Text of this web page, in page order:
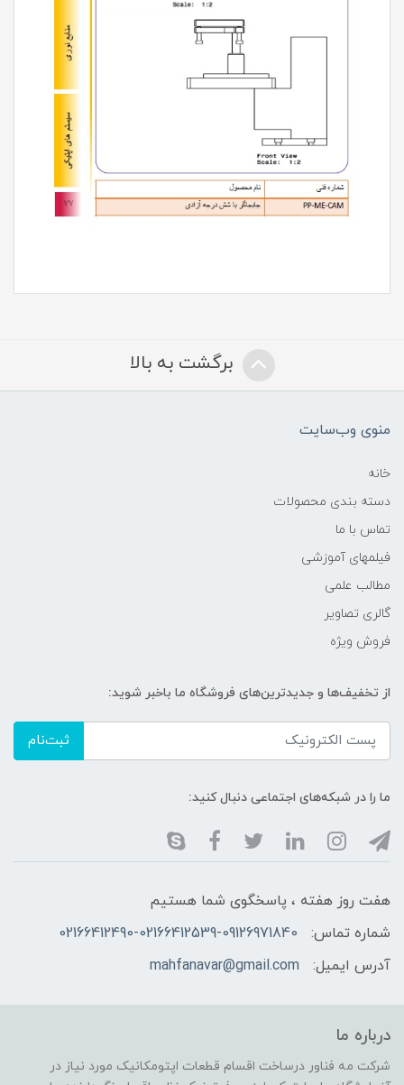
برگشت به بالا
منوی وب‌سایت
خانه
دسته بندی محصولات
تماس با ما
فیلمهای آموزشی
مطالب علمی
گالری تصاویر
فروش ویژه
از تخفیف‌ها و جدیدترین‌های فروشگاه ما باخبر شوید:
ثبت‌نام
ما را در شبکه‌های اجتماعی دنبال کنید:
هفت روز هفته ، پاسخگوی شما هستیم
شماره تماس:
02166412490-02166412539-09126971840
آدرس ایمیل:
mahfanavar@gmail.com
درباره ما
شرکت مه فناور درساخت اقسام قطعات اپتومکانیک مورد نیاز در